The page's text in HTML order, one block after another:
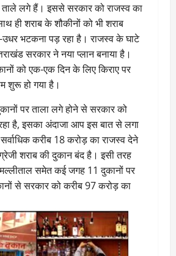
ताले लगे हैं। इससे सरकार को राजस्व का
ही शराब के शौकीनों को भी शराब
भटकना पड़ रहा है। राजस्व के घाटे
सरकार ने नया प्लान बनाया है।
को एक-एक दिन के लिए किराए पर
शुरू हो गया है।
पर ताला लगे होने से सरकार को
है, इसका अंदाजा आप इस बात से लगा
करीब 18 करोड़ का राजस्व देने
शराब की दुकान बंद है। इसी तरह
समेत कई जगह 11 दुकानों पर
से सरकार को करीब 97 करोड़ का